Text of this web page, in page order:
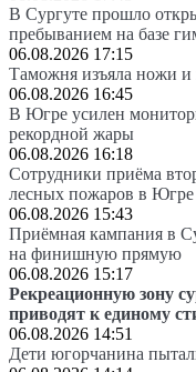
В Сургуте прошло
пребыванием на базе
06.08.2026 17:15
Таможня изъяла ножи и
06.08.2026 16:45
В Югре усилен
рекордной жары
06.08.2026 16:18
Сотрудники приёма
лесных пожаров в Югре
06.08.2026 15:43
Приёмная кампания в
на финишную прямую
06.08.2026 15:17
Рекреационную зону
приводят к единому
06.08.2026 14:51
Дети югорчанина